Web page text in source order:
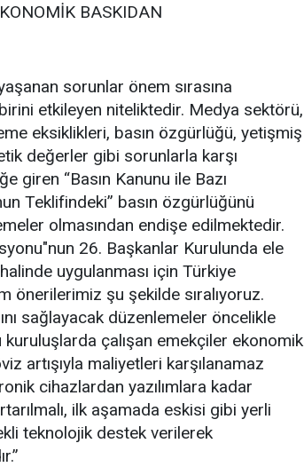
BASKIDAN
sorunlar önem sırasına
etkileyen niteliktedir. Medya sektörü,
eksiklikleri, basın özgürlüğü, yetişmiş
değerler gibi sorunlarla karşı
giren “Basın Kanunu ile Bazı
Teklifindeki” basın özgürlüğünü
olmasından endişe edilmektedir.
26. Başkanlar Kurulunda ele
uygulanması için Türkiye
önerilerimiz şu şekilde sıralıyoruz.
sağlayacak düzenlemeler öncelikle
kuruluşlarda çalışan emekçiler ekonomik
artışıyla maliyetleri karşılanamaz
cihazlardan yazılımlara kadar
ilk aşamada eskisi gibi yerli
teknolojik destek verilerek